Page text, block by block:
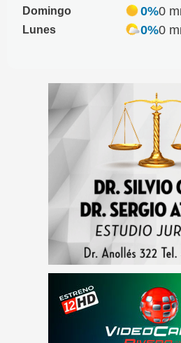
Domingo
0%0
Lunes
0%0